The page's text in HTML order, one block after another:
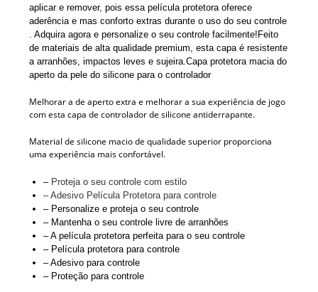
aplicar e remover, pois essa película protetora oferece
aderência e mas conforto extras durante o uso do seu controle
. Adquira agora e personalize o seu controle facilmente! Feito
de materiais de alta qualidade premium, esta capa é resistente
a arranhões, impactos leves e sujeira.Capa protetora macia do
aperto da pele do silicone para o controlador
Melhorar a de aperto extra e melhorar a sua experiência de jogo
com esta capa de controlador de silicone antiderrapante.
Material de silicone macio de qualidade superior proporciona
uma experiência mais confortável.
– Proteja o seu controle com estilo
– Adesivo Película Protetora para controle
– Personalize e proteja o seu controle
– Mantenha o seu controle livre de arranhões
– A película protetora perfeita para o seu controle
– Película protetora para controle
– Adesivo para controle
– Proteção para controle